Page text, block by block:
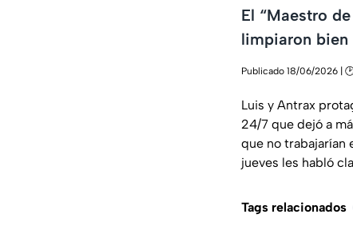
El “Maestro
limpiaron bien
Publicado 18/06/2026 | 🕑
Luis y Antrax
24/7 que dejó a
que no trabajarían
jueves les habló
Tags relacionados